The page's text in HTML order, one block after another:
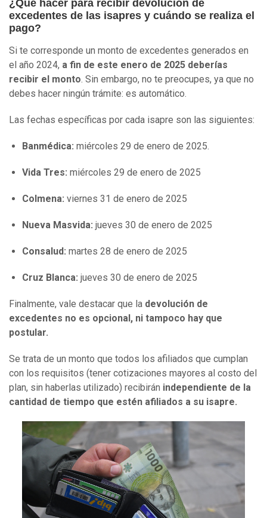
¿Qué hacer para recibir devolución de
excedentes de las isapres y cuándo se realiza el
pago?
Si te corresponde un monto de excedentes generados en
el año 2024, a fin de este enero de 2025 deberías
recibir el monto. Sin embargo, no te preocupes, ya que no
debes hacer ningún trámite: es automático.
Las fechas específicas por cada isapre son las siguientes:
Banmédica: miércoles 29 de enero de 2025.
Vida Tres: miércoles 29 de enero de 2025
Colmena: viernes 31 de enero de 2025
Nueva Masvida: jueves 30 de enero de 2025
Consalud: martes 28 de enero de 2025
Cruz Blanca: jueves 30 de enero de 2025
Finalmente, vale destacar que la devolución de
excedentes no es opcional, ni tampoco hay que
postular.
Se trata de un monto que todos los afiliados que cumplan
con los requisitos (tener cotizaciones mayores al costo del
plan, sin haberlas utilizado) recibirán independiente de la
cantidad de tiempo que estén afiliados a su isapre.